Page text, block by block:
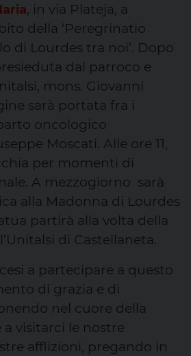
, in via Plateja, a
della ‘Peregrinatio
di Lourdes tra noi’. Dopo
dal parroco e
mons. Giovanni
sarà portata fra i
oncologico
Moscati. Alle ore 11,
per momenti di
A mezzogiorno sarà
alla Madonna di Lourdes
partirà alla volta della
di Castellaneta.
a partecipare a questo
di grazia e di
nel cuore della
a visitarci le nostre
afflizioni, pregando in